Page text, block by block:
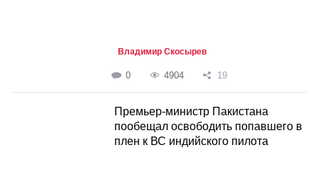
Владимир Скосырев
0 4904 19
Премьер-министр Пакистана
пообещал освободить попавшего в
плен к ВС индийского пилота